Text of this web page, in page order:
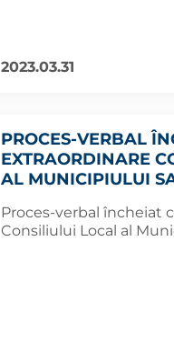
2023.03.31
PROCES-VERBAL
EXTRAORDINARE
AL MUNICIPIULUI
Proces-verbal încheiat
Consiliului Local al